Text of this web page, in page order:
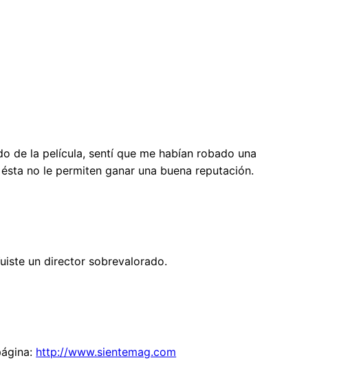
de la película, sentí que me habían robado una
no le permiten ganar una buena reputación.
un director sobrevalorado.
http://www.sientemag.com